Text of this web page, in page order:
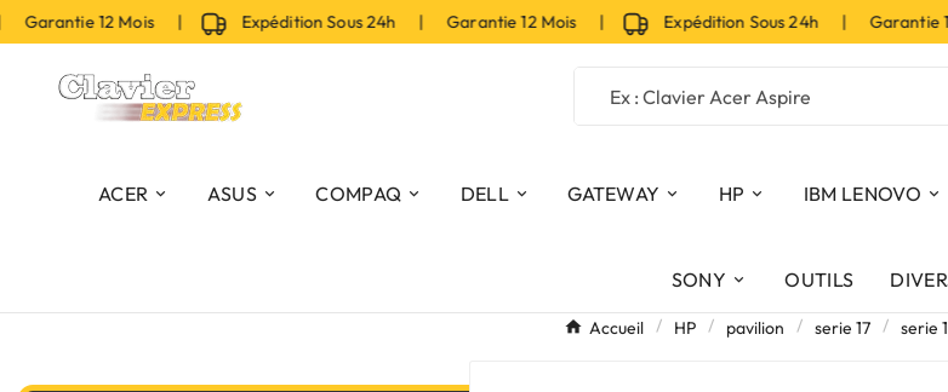
Garantie 12 Mois | Expédition Sous 24h | Garantie 12 Mois | Expédition Sous 24h | Garantie
ACER ASUS COMPAQ DELL GATEWAY HP IBM LENOVO
SONY OUTILS
Accueil HP pavilion serie 17 serie